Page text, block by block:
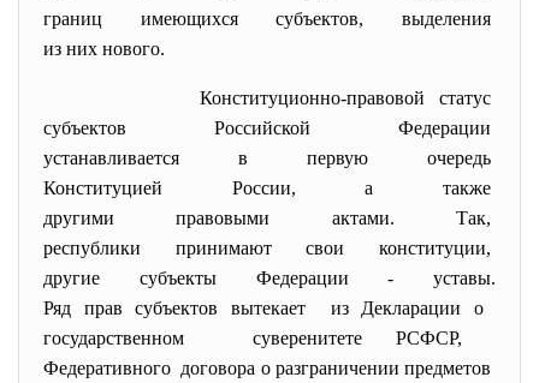
границ имеющихся субъектов, выделения
из них нового.
Конституционно-правовойстатус
субъектов Российской Федерации
устанавливается в первую очередь
Конституцией России, а также
другими правовыми актами. Так,
республики принимают свои конституции,
другие субъекты Федерации - уставы.
Ряд прав субъектов вытекает из Декларации о
государственном суверенитете РСФСР,
Федеративного договора о разграничении предметов